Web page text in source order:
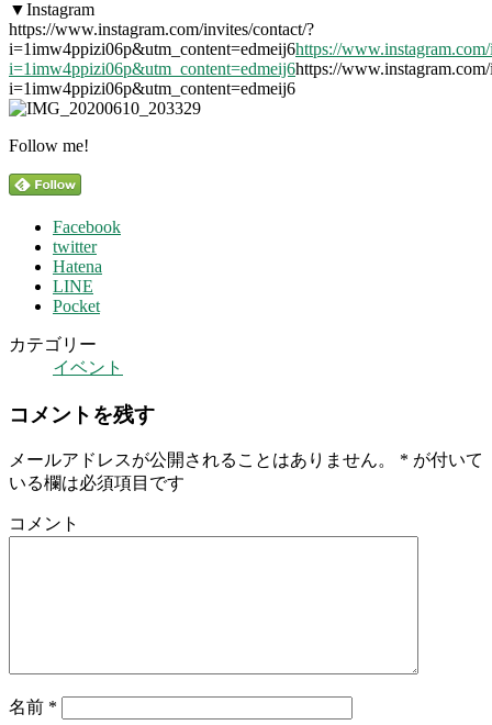
▼Instagram
https://www.instagram.com/invites/contact/?
i=1imw4ppizi06p&utm_content=edmeij6https://
i=1imw4ppizi06p&utm_content=edmeij6https://
i=1imw4ppizi06p&utm_content=edmeij6
Follow me!
Facebook
twitter
Hatena
LINE
Pocket
カテゴリー
イベント
コメントを残す
メールアドレスが公開されることはありません。 * が付いて
いる欄は必須項目です
コメント
名前 *